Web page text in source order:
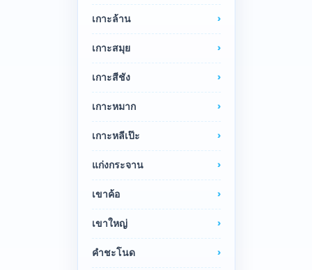
เกาะล้าน
เกาะสมุย
เกาะสีชัง
เกาะหมาก
เกาะหลีเป๊ะ
แก่งกระจาน
เขาค้อ
เขาใหญ่
คำชะโนด